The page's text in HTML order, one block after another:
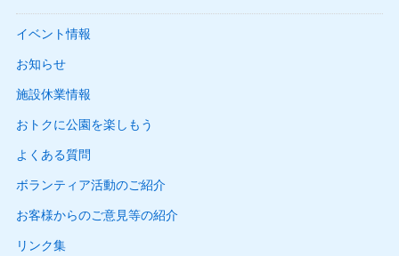
イベント情報
お知らせ
施設休業情報
おトクに公園を楽しもう
よくある質問
ボランティア活動のご紹介
お客様からのご意見等の紹介
リンク集